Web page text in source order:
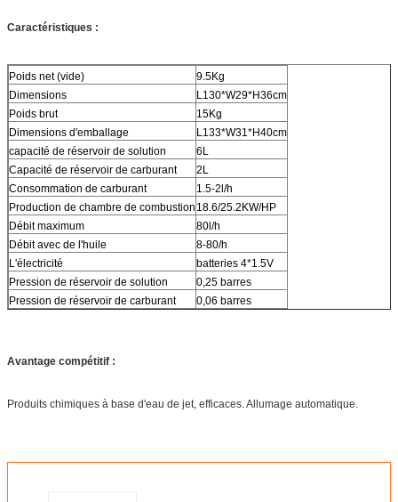
Caractéristiques :
Poids net (vide)
9.5Kg
Dimensions
L130*W29*H36cm
Poids brut
15Kg
Dimensions d'emballage
L133*W31*H40cm
capacité de réservoir de solution
6L
Capacité de réservoir de carburant
2L
Consommation de carburant
1.5-2l/h
Production de chambre de combustion 18.6/25.2KW/HP
Débit maximum
80l/h
Débit avec de l'huile
8-80/h
L'électricité
batteries 4*1.5V
Pression de réservoir de solution
0,25 barres
Pression de réservoir de carburant
0,06 barres
Avantage compétitif :
Produits chimiques à base d'eau de jet, efficaces. Allumage automatique.